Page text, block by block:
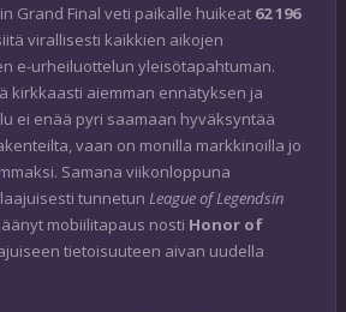
Grand Final veti paikalle huikeat 62 196
virallisesti kaikkien aikojen
e-urheiluottelun yleisötapahtuman.
kirkkaasti aiemman ennätyksen ja
ei enää pyri saamaan hyväksyntää
vaan on monilla markkinoilla jo
Samana viikonloppuna
tunnetun League of Legendsin
mobiilitapaus nosti Honor of
tietoisuuteen aivan uudella